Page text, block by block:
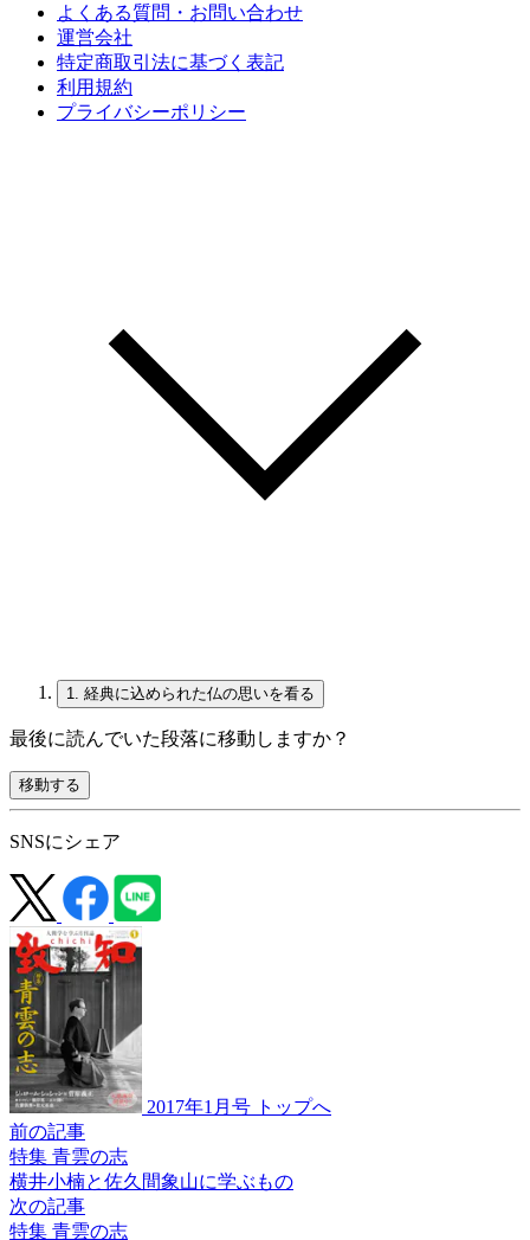
よくある質問・お問い合わせ
運営会社
特定商取引法に基づく表記
利用規約
プライバシーポリシー
1. 経典に込められた仏の思いを看る
最後に読んでいた段落に移動しますか？
移動する
SNSにシェア
2017年1月号 トップへ
前の記事
特集 青雲の志
横井小楠と佐久間象山に学ぶもの
次の記事
特集 青雲の志